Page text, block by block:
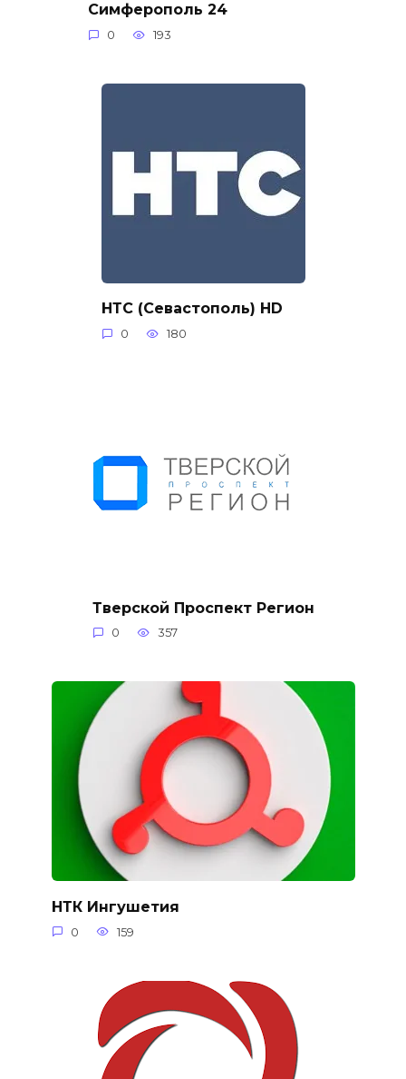
Симферополь 24
0 193
НТС (Севастополь) HD
0 180
Тверской Проспект Регион
0 357
НТК Ингушетия
0 159